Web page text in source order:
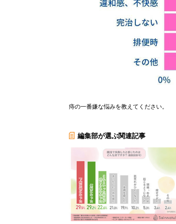
痔の一番嫌な悩みを教えてください。
編集部が選ぶ関連記事